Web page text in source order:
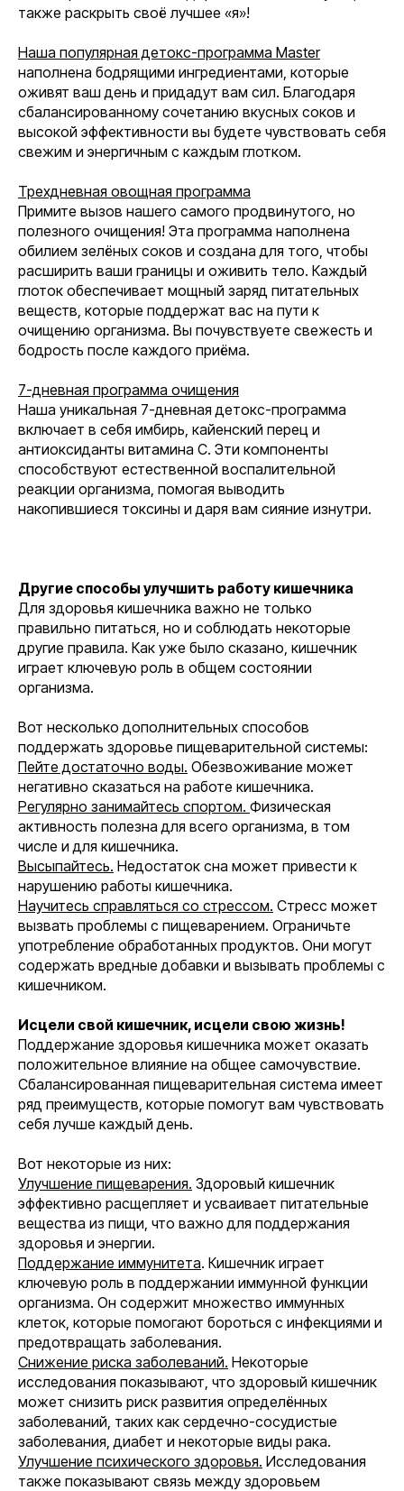
также раскрыть своё лучшее «я»!
Наша популярная детокс-программа Master
наполнена бодрящими ингредиентами, которые
оживят ваш день и придадут вам сил. Благодаря
сбалансированному сочетанию вкусных соков и
высокой эффективности вы будете чувствовать себя
свежим и энергичным с каждым глотком.
Трехдневная овощная программа
Примите вызов нашего самого продвинутого, но
полезного очищения! Эта программа наполнена
обилием зелёных соков и создана для того, чтобы
расширить ваши границы и оживить тело. Каждый
глоток обеспечивает мощный заряд питательных
веществ, которые поддержат вас на пути к
очищению организма. Вы почувствуете свежесть и
бодрость после каждого приёма.
7-дневная программа очищения
Наша уникальная 7-дневная детокс-программа
включает в себя имбирь, кайенский перец и
антиоксиданты витамина С. Эти компоненты
способствуют естественной воспалительной
реакции организма, помогая выводить
накопившиеся токсины и даря вам сияние изнутри.
Другие способы улучшить работу кишечника
Для здоровья кишечника важно не только
правильно питаться, но и соблюдать некоторые
другие правила. Как уже было сказано, кишечник
играет ключевую роль в общем состоянии
организма.
Вот несколько дополнительных способов
поддержать здоровье пищеварительной системы:
Пейте достаточно воды. Обезвоживание может
негативно сказаться на работе кишечника.
Регулярно занимайтесь спортом. Физическая
активность полезна для всего организма, в том
числе и для кишечника.
Высыпайтесь. Недостаток сна может привести к
нарушению работы кишечника.
Научитесь справляться со стрессом. Стресс может
вызвать проблемы с пищеварением. Ограничьте
употребление обработанных продуктов. Они могут
содержать вредные добавки и вызывать проблемы с
кишечником.
Исцели свой кишечник, исцели свою жизнь!
Поддержание здоровья кишечника может оказать
положительное влияние на общее самочувствие.
Сбалансированная пищеварительная система имеет
ряд преимуществ, которые помогут вам чувствовать
себя лучше каждый день.
Вот некоторые из них:
Улучшение пищеварения. Здоровый кишечник
эффективно расщепляет и усваивает питательные
вещества из пищи, что важно для поддержания
здоровья и энергии.
Поддержание иммунитета. Кишечник играет
ключевую роль в поддержании иммунной функции
организма. Он содержит множество иммунных
клеток, которые помогают бороться с инфекциями и
предотвращать заболевания.
Снижение риска заболеваний. Некоторые
исследования показывают, что здоровый кишечник
может снизить риск развития определённых
заболеваний, таких как сердечно-сосудистые
заболевания, диабет и некоторые виды рака.
Улучшение психического здоровья. Исследования
также показывают связь между здоровьем